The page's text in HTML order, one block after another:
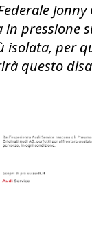
pressione
isolata, per
questo